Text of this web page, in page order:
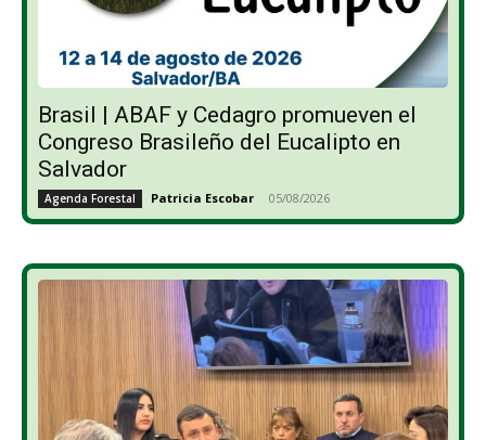
Brasil | ABAF y Cedagro promueven el
Congreso Brasileño del Eucalipto en
Salvador
Agenda Forestal Patricia Escobar - 05/08/2026